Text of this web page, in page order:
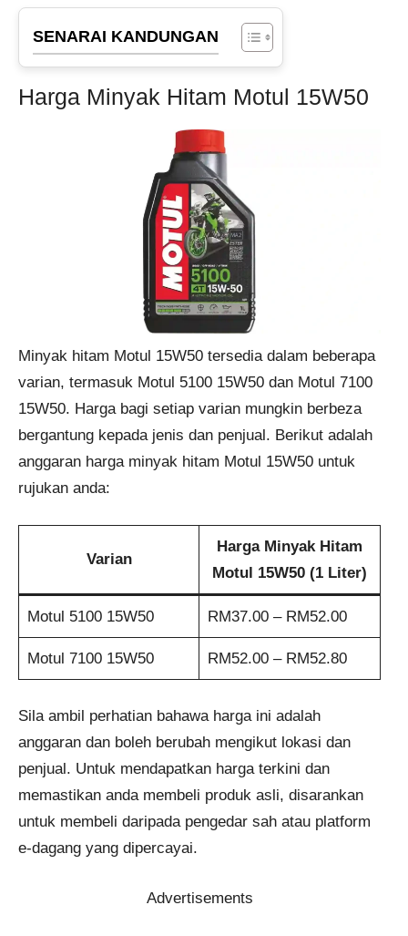
SENARAI KANDUNGAN
Harga Minyak Hitam Motul 15W50
Minyak hitam Motul 15W50 tersedia dalam beberapa
varian, termasuk Motul 5100 15W50 dan Motul 7100
15W50. Harga bagi setiap varian mungkin berbeza
bergantung kepada jenis dan penjual. Berikut adalah
anggaran harga minyak hitam Motul 15W50 untuk
rujukan anda:
Varian
Harga Minyak Hitam
Motul 15W50 (1 Liter)
Motul 5100 15W50 RM37.00 – RM52.00
Motul 7100 15W50 RM52.00 – RM52.80
Sila ambil perhatian bahawa harga ini adalah
anggaran dan boleh berubah mengikut lokasi dan
penjual. Untuk mendapatkan harga terkini dan
memastikan anda membeli produk asli, disarankan
untuk membeli daripada pengedar sah atau platform
e-dagang yang dipercayai.
Advertisements